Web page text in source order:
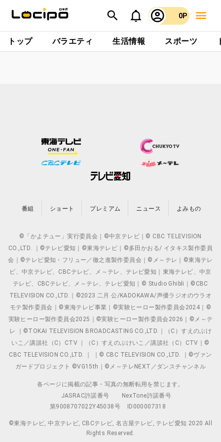
0P
トップ バラエティ 生活情報 スポーツ
番組 ショート プレミアム ニュース よみもの
©「かよチュー」実行委員会｜©中京テレビ｜© CBC TELEVISION
CO.,LTD. ｜©テレビ愛知｜©東海テレビ｜©多田かおる/ イタキス製作委員
会｜©テレビ愛知・フリュー／徹之進製作委員会｜©メ～テレ｜©東海テレ
ビ、中京テレビ、CBCテレビ、メ～テレ、テレビ愛知｜東海テレビ、中京
テレビ、CBCテレビ、メ～テレ、テレビ愛知｜© Studio Ghibli｜©CBC
TELEVISION CO.,LTD.｜©2023 二月 公/KADOKAWA/声優ラジオのウラオ
モテ製作委員会｜©東海テレビ事業｜©実験ヒーロー製作委員会2024｜©
実験ヒーロー製作委員会2025｜©実験ヒーロー製作委員会2026｜©メ～テ
レ ｜©TOKAI TELEVISION BROADCASTING CO.,LTD.｜（C）すえのぶけ
いこ／講談社（C）CTV ｜（C）すえのぶけいこ／講談社（C）CTV｜©
CBC TELEVISION CO.,LTD. ｜ ｜© CBC TELEVISION CO.,LTD. ｜©ヴァン
ガードプロジェクト ©VG15th｜©メ～テレNEXT／ダンスチャンネル
各ページに掲載の記事・写真の無断転用を禁じます。
JASRAC許諾番号
NexTone許諾番号
第9008707022Y45038号
ID000007318
©東海テレビ, 中京テレビ, CBCテレビ, 名古屋テレビ, テレビ愛知 2020 All
Rights Reserved.